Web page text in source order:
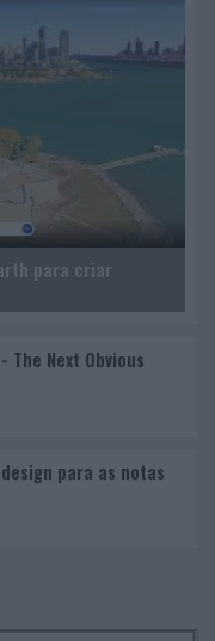
para criar
The Next Obvious
para as notas